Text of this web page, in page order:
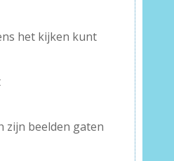
het kijken kunt
zijn beelden gaten